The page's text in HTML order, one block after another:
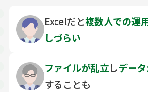
Excelだと複数人での運
しづらい
ファイルが乱立しデー
することも